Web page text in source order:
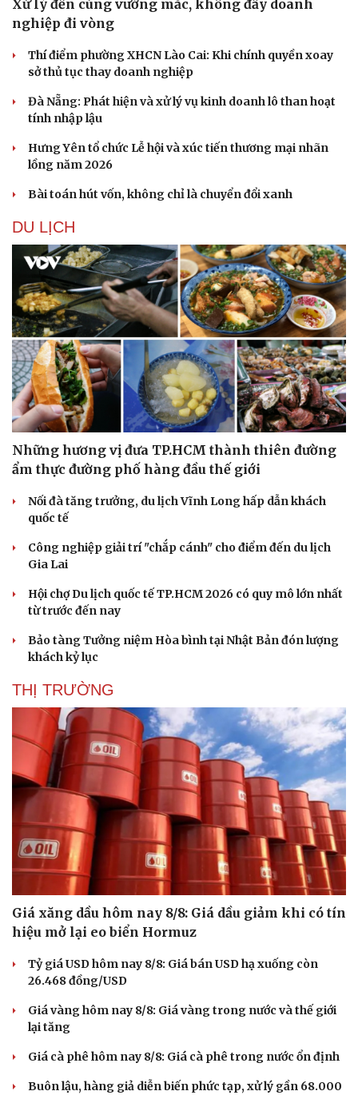
Dinh dưỡng - món ngon
Sản phụ khoa
Nhi khoa
Làm đẹp - giảm cân
Ăn sạch sống khỏe
Tình yêu - Gia đình
Xử lý đến cùng vướng mắc, không đẩy doanh
nghiệp đi vòng
Thí điểm phường XHCN Lào Cai: Khi chính quyền xoay
sở thủ tục thay doanh nghiệp
Đà Nẵng: Phát hiện và xử lý vụ kinh doanh lô than hoạt
tính nhập lậu
Hưng Yên tổ chức Lễ hội và xúc tiến thương mại nhãn
lồng năm 2026
Bài toán hút vốn, không chỉ là chuyển đổi xanh
DU LỊCH
Những hương vị đưa TP.HCM thành thiên đường
ẩm thực đường phố hàng đầu thế giới
Nối đà tăng trưởng, du lịch Vĩnh Long hấp dẫn khách
quốc tế
Công nghiệp giải trí "chắp cánh" cho điểm đến du lịch
Gia Lai
Hội chợ Du lịch quốc tế TP.HCM 2026 có quy mô lớn nhất
từ trước đến nay
Bảo tàng Tưởng niệm Hòa bình tại Nhật Bản đón lượng
khách kỷ lục
THỊ TRƯỜNG
Giá xăng dầu hôm nay 8/8: Giá dầu giảm khi có tín
hiệu mở lại eo biển Hormuz
Tỷ giá USD hôm nay 8/8: Giá bán USD hạ xuống còn
26.468 đồng/USD
Giá vàng hôm nay 8/8: Giá vàng trong nước và thế giới
lại tăng
Giá cà phê hôm nay 8/8: Giá cà phê trong nước ổn định
Buôn lậu, hàng giả diễn biến phức tạp, xử lý gần 68.000